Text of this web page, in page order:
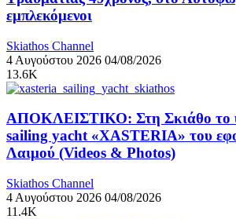
εμπλεκόμενοι
Skiathos Channel
4 Αυγούστου 2026 04/08/2026
13.6K
ΑΠΟΚΛΕΙΣΤΙΚΟ: Στη Σκιάθο το
sailing yacht «XASTERIA» του
Λαιμού (Videos & Photos)
Skiathos Channel
4 Αυγούστου 2026 04/08/2026
11.4K